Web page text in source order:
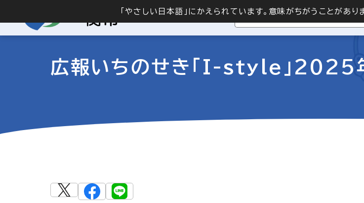
「やさしい日本語」にかえられています。意味がちがうことがあり
広報いちのせき「I-style」2025